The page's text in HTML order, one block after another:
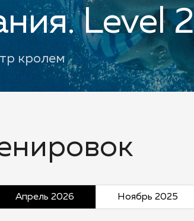
Level 2
кролем
Апрель 2026 Ноябрь 2025